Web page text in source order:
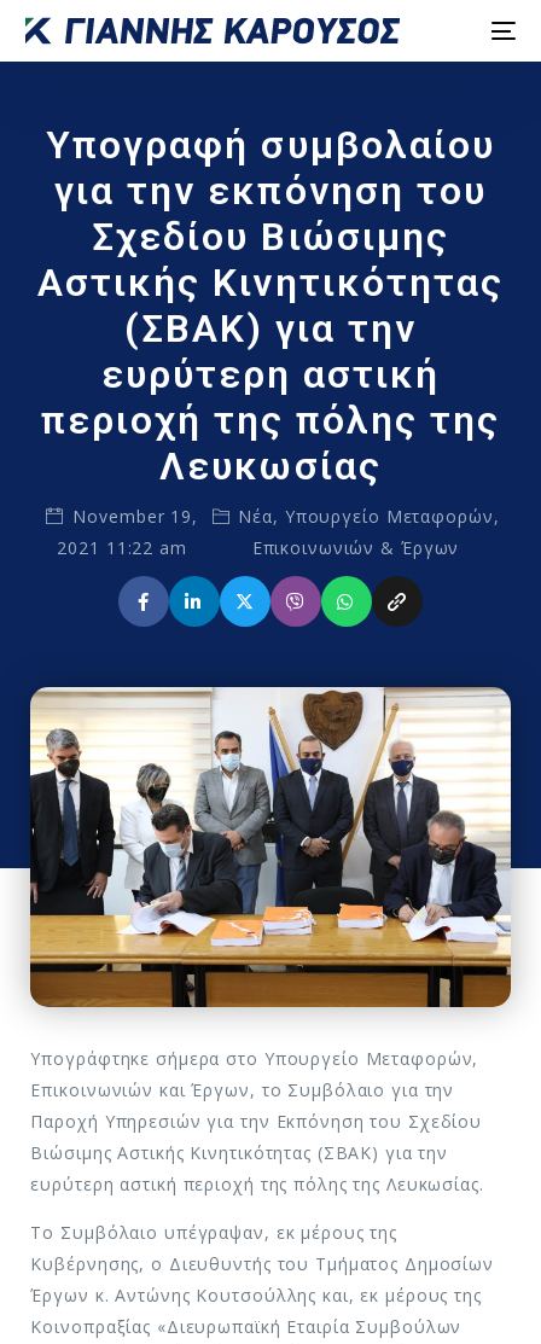
Υπογραφή συμβολαίου
για την εκπόνηση του
Σχεδίου Βιώσιμης
Αστικής Κινητικότητας
(ΣΒΑΚ) για την
ευρύτερη αστική
περιοχή της πόλης της
Λευκωσίας
November 19,
2021 11:22 am
Νέα, Υπουργείο Μεταφορών,
Επικοινωνιών & Έργων
Υπογράφτηκε σήμερα στο Υπουργείο Μεταφορών,
Επικοινωνιών και Έργων, το Συμβόλαιο για την
Παροχή Υπηρεσιών για την Εκπόνηση του Σχεδίου
Βιώσιμης Αστικής Κινητικότητας (ΣΒΑΚ) για την
ευρύτερη αστική περιοχή της πόλης της Λευκωσίας.
Το Συμβόλαιο υπέγραψαν, εκ μέρους της
Κυβέρνησης, ο Διευθυντής του Τμήματος Δημοσίων
Έργων κ. Αντώνης Κουτσούλλης και, εκ μέρους της
Κοινοπραξίας «Διευρωπαϊκή Εταιρία Συμβούλων